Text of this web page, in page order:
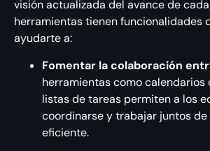
visión actualizada del avance de
herramientas tienen funcionalidades
ayudarte a:
Fomentar la colaboración
herramientas como
listas de tareas permiten a los
coordinarse y trabajar juntos de
eficiente.